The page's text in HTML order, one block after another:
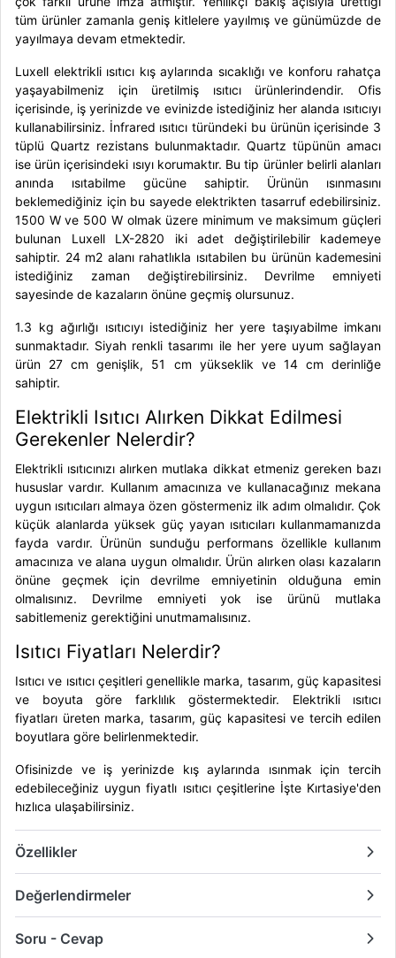
tüm ürünler zamanla geniş kitlelere yayılmış ve günümüzde de
yayılmaya devam etmektedir.
Luxell elektrikli ısıtıcı kış aylarında sıcaklığı ve konforu rahatça
yaşayabilmeniz için üretilmiş ısıtıcı ürünlerindendir. Ofis
içerisinde, iş yerinizde ve evinizde istediğiniz her alanda ısıtıcıyı
kullanabilirsiniz. İnfrared ısıtıcı türündeki bu ürünün içerisinde 3
tüplü Quartz rezistans bulunmaktadır. Quartz tüpünün amacı
ise ürün içerisindeki ısıyı korumaktır. Bu tip ürünler belirli alanları
anında ısıtabilme gücüne sahiptir. Ürünün ısınmasını
beklemediğiniz için bu sayede elektrikten tasarruf edebilirsiniz.
1500 W ve 500 W olmak üzere minimum ve maksimum güçleri
bulunan Luxell LX-2820 iki adet değiştirilebilir kademeye
sahiptir. 24 m2 alanı rahatlıkla ısıtabilen bu ürünün kademesini
istediğiniz zaman değiştirebilirsiniz. Devrilme emniyeti
sayesinde de kazaların önüne geçmiş olursunuz.
1.3 kg ağırlığı ısıtıcıyı istediğiniz her yere taşıyabilme imkanı
sunmaktadır. Siyah renkli tasarımı ile her yere uyum sağlayan
ürün 27 cm genişlik, 51 cm yükseklik ve 14 cm derinliğe
sahiptir.
Elektrikli Isıtıcı Alırken Dikkat Edilmesi
Gerekenler Nelerdir?
Elektrikli ısıtıcınızı alırken mutlaka dikkat etmeniz gereken bazı
hususlar vardır. Kullanım amacınıza ve kullanacağınız mekana
uygun ısıtıcıları almaya özen göstermeniz ilk adım olmalıdır. Çok
küçük alanlarda yüksek güç yayan ısıtıcıları kullanmamanızda
fayda vardır. Ürünün sunduğu performans özellikle kullanım
amacınıza ve alana uygun olmalıdır. Ürün alırken olası kazaların
önüne geçmek için devrilme emniyetinin olduğuna emin
olmalısınız. Devrilme emniyeti yok ise ürünü mutlaka
sabitlemeniz gerektiğini unutmamalısınız.
Isıtıcı Fiyatları Nelerdir?
Isıtıcı ve ısıtıcı çeşitleri genellikle marka, tasarım, güç kapasitesi
ve boyuta göre farklılık göstermektedir. Elektrikli ısıtıcı
fiyatları üreten marka, tasarım, güç kapasitesi ve tercih edilen
boyutlara göre belirlenmektedir.
Ofisinizde ve iş yerinizde kış aylarında ısınmak için tercih
edebileceğiniz uygun fiyatlı ısıtıcı çeşitlerine İşte Kırtasiye'den
hızlıca ulaşabilirsiniz.
Özellikler
Değerlendirmeler
Soru - Cevap